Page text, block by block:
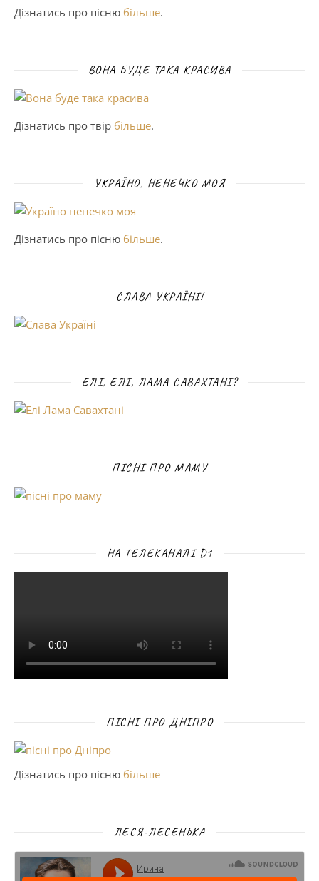
Дізнатись про пісню більше.
ВОНА БУДЕ ТАКА КРАСИВА
Дізнатись про твір більше.
УКРАЇНО, НЕНЕЧКО МОЯ
Дізнатись про пісню більше.
СЛАВА УКРАЇНІ!
ЕЛІ, ЕЛІ, ЛАМА САВАХТАНІ?
ПІСНІ ПРО МАМУ
НА ТЕЛЕКАНАЛІ D1
ПІСНІ ПРО ДНІПРО
Дізнатись про пісню більше
ЛЕСЯ-ЛЕСЕНЬКА